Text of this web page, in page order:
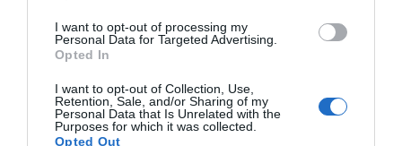
I want to opt-out of processing my
Personal Data for Targeted Advertising.
Opted In
I want to opt-out of Collection, Use,
Retention, Sale, and/or Sharing of my
Personal Data that Is Unrelated with the
Purposes for which it was collected.
Opted Out